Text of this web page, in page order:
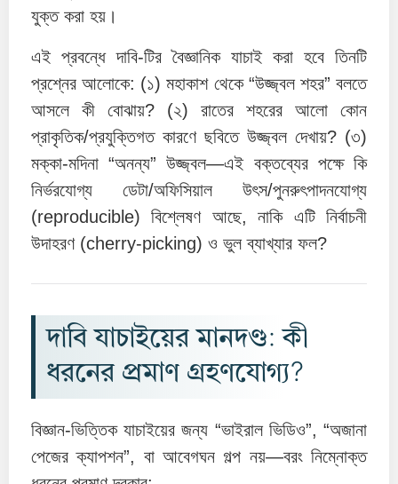
যুক্ত করা হয়।
এই প্রবন্ধে দাবি-টির বৈজ্ঞানিক যাচাই করা হবে তিনটি
প্রশ্নের আলোকে: (১) মহাকাশ থেকে “উজ্জ্বল শহর” বলতে
আসলে কী বোঝায়? (২) রাতের শহরের আলো কোন
প্রাকৃতিক/প্রযুক্তিগত কারণে ছবিতে উজ্জ্বল দেখায়? (৩)
মক্কা-মদিনা “অনন্য” উজ্জ্বল—এই বক্তব্যের পক্ষে কি
নির্ভরযোগ্য ডেটা/অফিসিয়াল উৎস/পুনরুৎপাদনযোগ্য
(reproducible) বিশ্লেষণ আছে, নাকি এটি নির্বাচনী
উদাহরণ (cherry-picking) ও ভুল ব্যাখ্যার ফল?
দাবি যাচাইয়ের মানদণ্ড: কী
ধরনের প্রমাণ গ্রহণযোগ্য?
বিজ্ঞান-ভিত্তিক যাচাইয়ের জন্য “ভাইরাল ভিডিও”, “অজানা
পেজের ক্যাপশন”, বা আবেগঘন গল্প নয়—বরং নিম্নোক্ত